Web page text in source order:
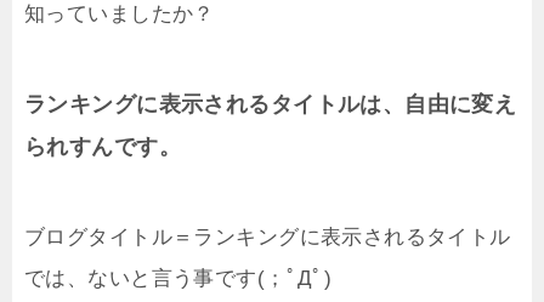
知っていましたか？
ランキングに表示されるタイトルは、自由に変え
られすんです。
ブログタイトル＝ランキングに表示されるタイトル
では、ないと言う事です(；ﾟДﾟ)